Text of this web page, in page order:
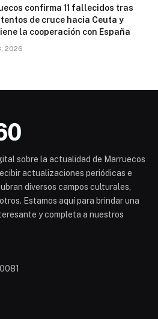
confirma 11 fallecidos tras
de cruce hacia Ceuta y
la cooperación con España
2026
sobre la actualidad de Marruecos
actualizaciones periódicas e
diversos campos culturales,
Estamos aquí para brindar una
y completa a nuestros